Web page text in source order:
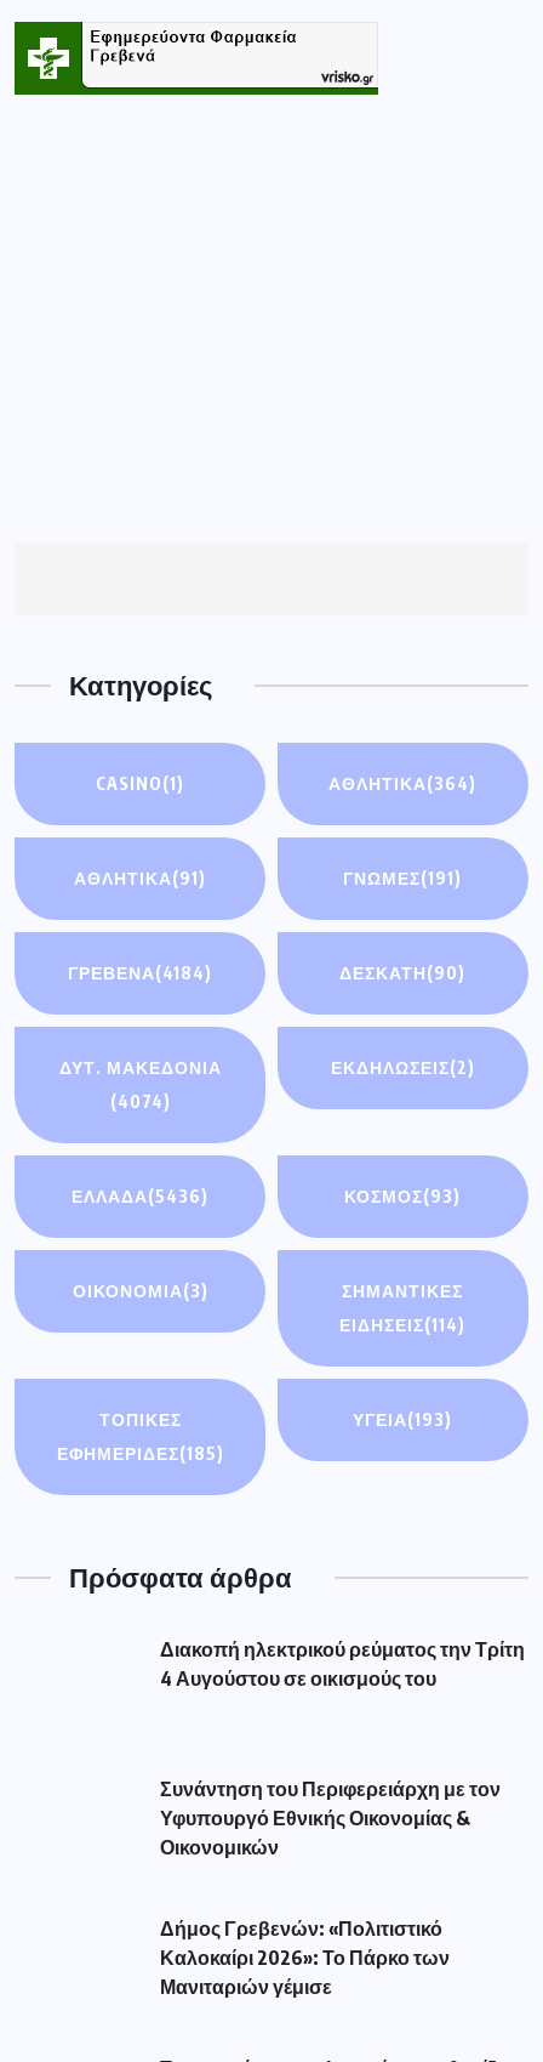
Κατηγορίες
CASINO(1) ΑΘΛΗΤΙΚΑ(364)
ΑΘΛΗΤΙΚΆ(91) ΓΝΩΜΕΣ(191)
ΓΡΕΒΕΝΑ(4184) ΔΕΣΚΑΤΗ(90)
ΔΥΤ. ΜΑΚΕΔΟΝΙΑ
(4074)
ΕΚΔΗΛΩΣΕΙΣ(2)
ΕΛΛΑΔΑ(5436) ΚΟΣΜΟΣ(93)
ΟΙΚΟΝΟΜΊΑ(3)
ΣΗΜΑΝΤΙΚΈΣ
ΕΙΔΉΣΕΙΣ(114)
ΤΟΠΙΚΕΣ
ΕΦΗΜΕΡΙΔΕΣ(185)
ΥΓΕΙΑ(193)
Πρόσφατα άρθρα
Διακοπή ηλεκτρικού ρεύματος την Τρίτη
4 Αυγούστου σε οικισμούς του
Συνάντηση του Περιφερειάρχη με τον
Υφυπουργό Εθνικής Οικονομίας &
Οικονομικών
Δήμος Γρεβενών: «Πολιτιστικό
Καλοκαίρι 2026»: Το Πάρκο των
Μανιταριών γέμισε